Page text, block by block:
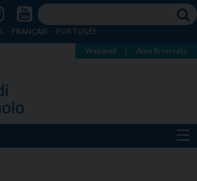
FRANÇAIS PORTUGÊS
Webmail Area Riservata